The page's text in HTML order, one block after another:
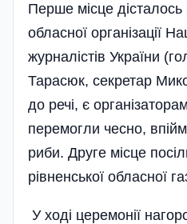
Перше місце дісталось
обласної організації
журналістів України
Тарасюк, секретар
до речі, є
перемогли чесно,
риби. Друге місце
рівненської обласної
У ході церемонії